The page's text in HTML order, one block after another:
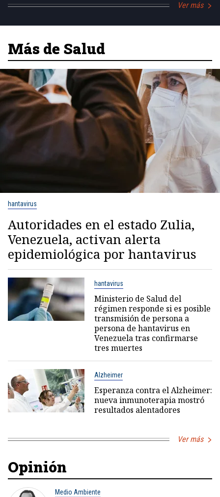
Ver más
Más de Salud
hantavirus
Autoridades en el estado Zulia,
Venezuela, activan alerta
epidemiológica por hantavirus
hantavirus
Ministerio de Salud del
régimen responde si es posible
transmisión de persona a
persona de hantavirus en
Venezuela tras confirmarse
tres muertes
Alzheimer
Esperanza contra el Alzheimer:
nueva inmunoterapia mostró
resultados alentadores
Ver más
Opinión
Medio Ambiente